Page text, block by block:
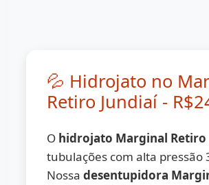
💦 Hidrojato no
Retiro Jundiaí -
O hidrojato Marginal Retiro
tubulações com alta pressão
Nossadesentupidora